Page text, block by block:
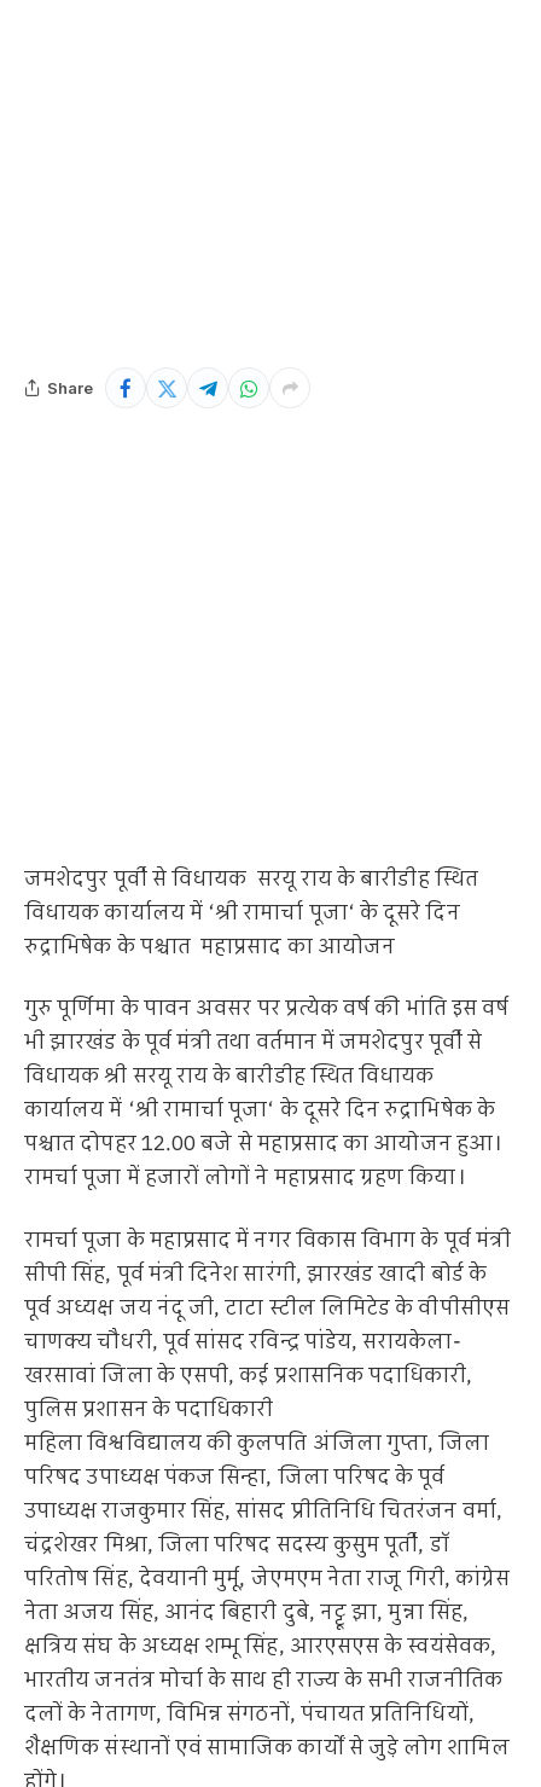
Share
जमशेदपुर पूर्वी से विधायक सरयू राय के बारीडीह स्थित
विधायक कार्यालय में ‘श्री रामार्चा पूजा‘ के दूसरे दिन
रुद्राभिषेक के पश्चात महाप्रसाद का आयोजन
गुरु पूर्णिमा के पावन अवसर पर प्रत्येक वर्ष की भांति इस वर्ष
भी झारखंड के पूर्व मंत्री तथा वर्तमान में जमशेदपुर पूर्वी से
विधायक श्री सरयू राय के बारीडीह स्थित विधायक
कार्यालय में ‘श्री रामार्चा पूजा‘ के दूसरे दिन रुद्राभिषेक के
पश्चात दोपहर 12.00 बजे से महाप्रसाद का आयोजन हुआ।
रामर्चा पूजा में हजारों लोगों ने महाप्रसाद ग्रहण किया।
रामर्चा पूजा के महाप्रसाद में नगर विकास विभाग के पूर्व मंत्री
सीपी सिंह, पूर्व मंत्री दिनेश सारंगी, झारखंड खादी बोर्ड के
पूर्व अध्यक्ष जय नंदू जी, टाटा स्टील लिमिटेड के वीपीसीएस
चाणक्य चौधरी, पूर्व सांसद रविन्द्र पांडेय, सरायकेला-
खरसावां जिला के एसपी, कई प्रशासनिक पदाधिकारी,
पुलिस प्रशासन के पदाधिकारी
महिला विश्वविद्यालय की कुलपति अंजिला गुप्ता, जिला
परिषद उपाध्यक्ष पंकज सिन्हा, जिला परिषद के पूर्व
उपाध्यक्ष राजकुमार सिंह, सांसद प्रीतिनिधि चितरंजन वर्मा,
चंद्रशेखर मिश्रा, जिला परिषद सदस्य कुसुम पूर्ती, डॉ
परितोष सिंह, देवयानी मुर्मू, जेएमएम नेता राजू गिरी, कांग्रेस
नेता अजय सिंह, आनंद बिहारी दुबे, नट्टू झा, मुन्ना सिंह,
क्षत्रिय संघ के अध्यक्ष शम्भू सिंह, आरएसएस के स्वयंसेवक,
भारतीय जनतंत्र मोर्चा के साथ ही राज्य के सभी राजनीतिक
दलों के नेतागण, विभिन्न संगठनों, पंचायत प्रतिनिधियों,
शैक्षणिक संस्थानों एवं सामाजिक कार्यों से जुड़े लोग शामिल